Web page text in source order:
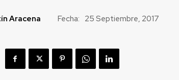
Aracena Fecha: 25 Septiembre, 2017